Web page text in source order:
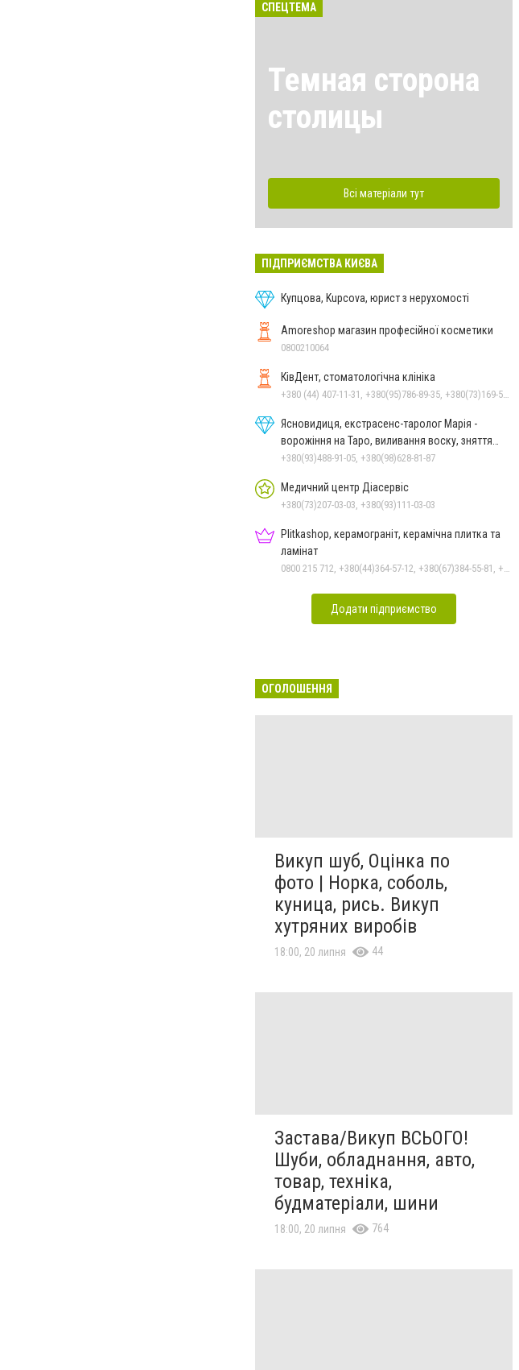
СПЕЦТЕМА
Темная сторона
столицы
Всі матеріали тут
ПІДПРИЄМСТВА КИЄВА
Купцова, Kupcova, юрист з нерухомості
Amoreshop магазин професійної косметики
0800210064
КівДент, стоматологічна клініка
Ясновидиця, екстрасенс-таролог Марія -
ворожіння на Таро, виливання воску, зняття
порчі, постановка
+380(93)488-91-05, +380(98)628-81-87
Медичний центр Діасервіс
+380(73)207-03-03, +380(93)111-03-03
Plitkashop, керамограніт, керамічна плитка та
ламінат
Додати підприємство
ОГОЛОШЕННЯ
Викуп шуб, Оцінка по
фото | Норка, соболь,
куница, рись. Викуп
хутряних виробів
18:00, 20 липня 44
Застава/Викуп ВСЬОГО!
Шуби, обладнання, авто,
товар, техніка,
будматеріали, шини
18:00, 20 липня 764